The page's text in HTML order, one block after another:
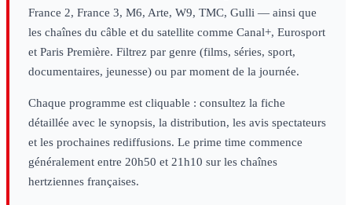
France 2, France 3, M6, Arte, W9, TMC, Gulli — ainsi que
les chaînes du câble et du satellite comme Canal+, Eurosport
et Paris Première. Filtrez par genre (films, séries, sport,
documentaires, jeunesse) ou par moment de la journée.
Chaque programme est cliquable : consultez la fiche
détaillée avec le synopsis, la distribution, les avis spectateurs
et les prochaines rediffusions. Le prime time commence
généralement entre 20h50 et 21h10 sur les chaînes
hertziennes françaises.